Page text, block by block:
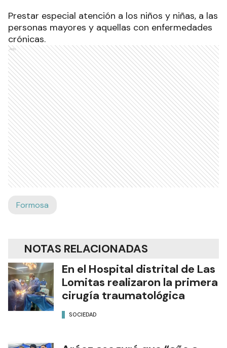
Prestar especial atención a los niños y niñas, a las
personas mayores y aquellas con enfermedades
crónicas.
Ads
Formosa
NOTAS RELACIONADAS
En el Hospital distrital de Las
Lomitas realizaron la primera
cirugía traumatológica
SOCIEDAD